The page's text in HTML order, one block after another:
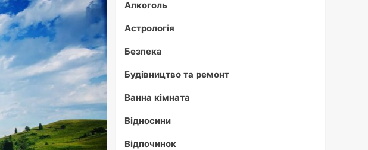
Алкоголь
Астрологія
Безпека
Будівництво та ремонт
Ванна кімната
Відносини
Відпочинок